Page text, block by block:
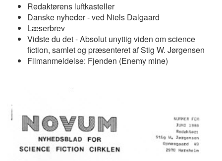
Redaktørens luftkasteller
Danske nyheder - ved Niels Dalgaard
Læserbrev
Vidste du det - Absolut unyttig viden om science
fiction, samlet og præsenteret af Stig W. Jørgensen
Filmanmeldelse: Fjenden (Enemy mine)